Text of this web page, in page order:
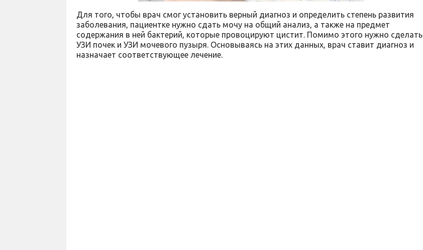
Для того, чтобы врач смог установить верный диагноз и определить степень развития
заболевания, пациентке нужно сдать мочу на общий анализ, а также на предмет
содержания в ней бактерий, которые провоцируют цистит. Помимо этого нужно сделать
УЗИ почек и УЗИ мочевого пузыря. Основываясь на этих данных, врач ставит диагноз и
назначает соответствующее лечение.